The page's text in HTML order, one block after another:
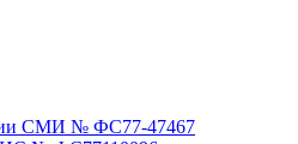
СМИ № ФС77-47467